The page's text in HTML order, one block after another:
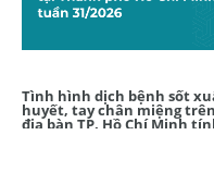
Tình hình dịch bệnh sốt
huyết, tay chân miệng trên
địa bàn TP. Hồ Chí Minh